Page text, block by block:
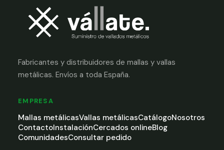
Fabricantes y distribuidores de mallas y vallas
metálicas. Envíos a toda España.
EMPRESA
Mallas metálicasVallas metálicasCatálogoNosotros
ContactoInstalaciónCercados onlineBlog
ComunidadesConsultar pedido